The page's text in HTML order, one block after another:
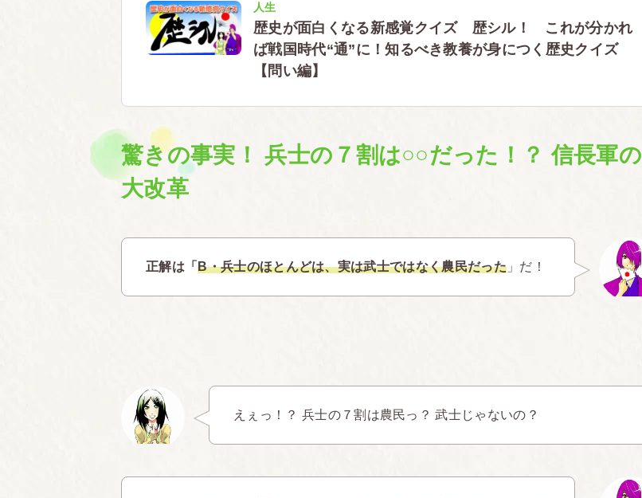
人生
歴史が面白くなる新感覚クイズ 歴シル！ これが分かれ
ば戦国時代“通”に！知るべき教養が身につく歴史クイズ
【問い編】
驚きの事実！ 兵士の７割は○○だった！？ 信長軍の
大改革
正解は「B・兵士のほとんどは、実は武士ではなく農民だった」だ！
えぇっ！？ 兵士の７割は農民っ？ 武士じゃないの？